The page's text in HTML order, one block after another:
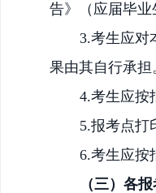
告》
（应届毕
3.考生应对
果由其自行承担
4.考生应按
5.报考点打
6.考生应按
（三）各